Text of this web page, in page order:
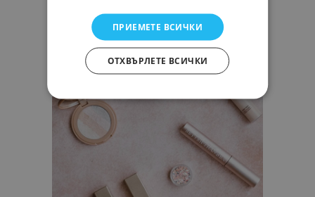
LIQUID HIGHLIGHTER
Bodycare
ПРИЕМЕТЕ ВСИЧКИ
ОТХВЪРЛЕТЕ ВСИЧКИ